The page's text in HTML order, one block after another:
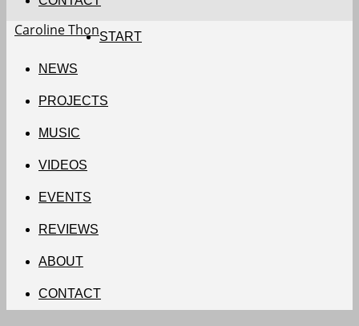
Caroline ThonSTART
NEWS
PROJECTS
MUSIC
VIDEOS
EVENTS
REVIEWS
ABOUT
CONTACT